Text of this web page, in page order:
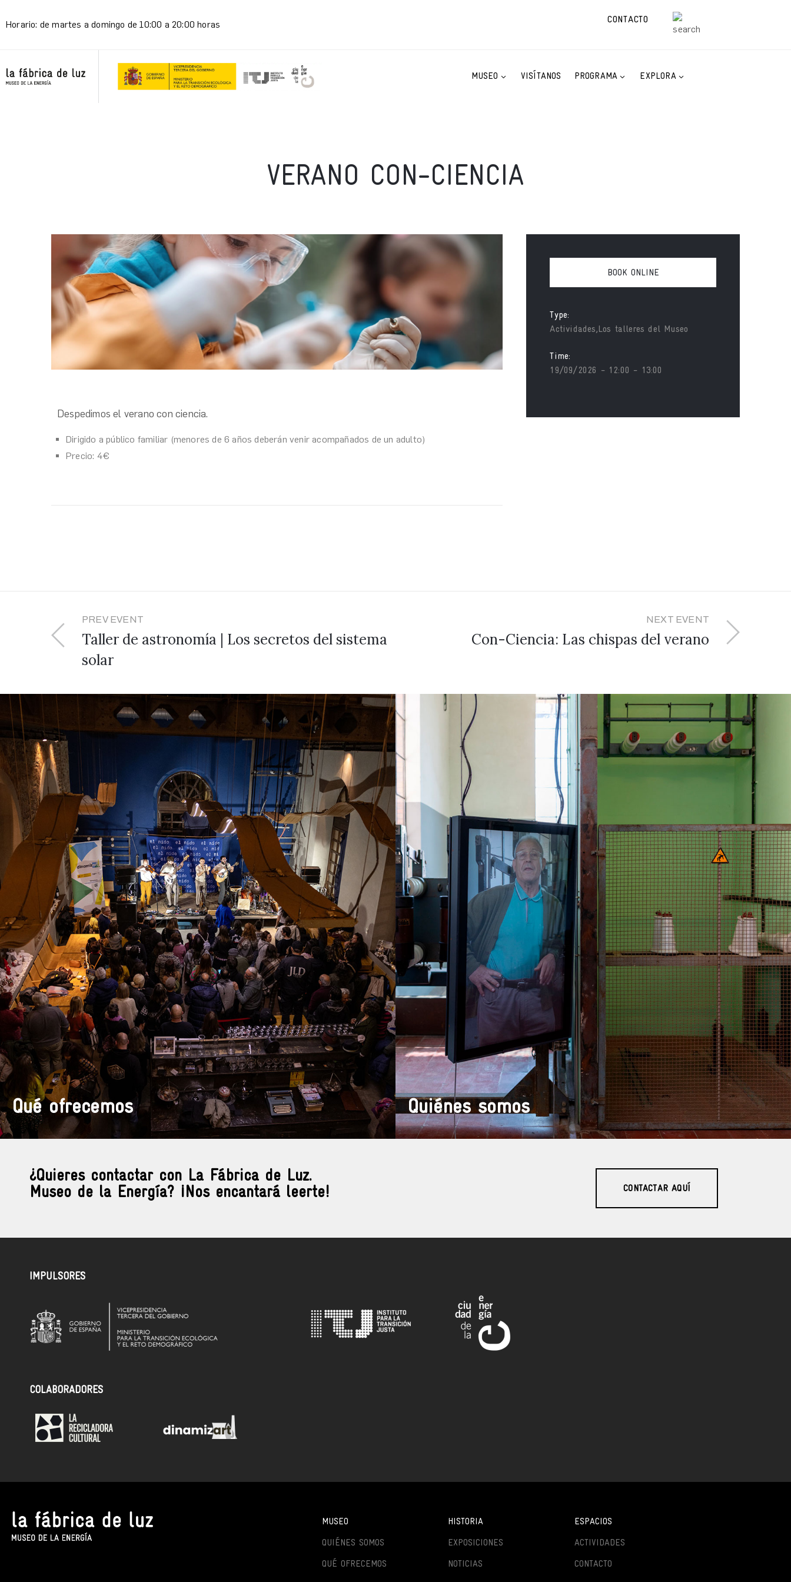
Horario: de martes a domingo de 10:00 a 20:00 horas CONTACTO
MUSEO VISÍTANOS PROGRAMA EXPLORA
VERANO CON-CIENCIA
Despedimos el verano con ciencia.
Dirigido a público familiar (menores de 6 años deberán venir acompañados de un adulto)
Precio: 4€
BOOK ONLINE
Type:
Actividades,Los talleres del Museo
Time:
19/09/2026 - 12:00 - 13:00
PREV EVENT
Taller de astronomía | Los secretos del sistema
solar
NEXT EVENT
Con-Ciencia: Las chispas del verano
Qué ofrecemos Quiénes somos
¿Quieres contactar con La Fábrica de Luz.
Museo de la Energía? ¡Nos encantará leerte!
CONTACTAR AQUÍ
IMPULSORES
COLABORADORES
MUSEO HISTORIA ESPACIOS
QUIÉNES SOMOS EXPOSICIONES ACTIVIDADES
QUÉ OFRECEMOS NOTICIAS CONTACTO